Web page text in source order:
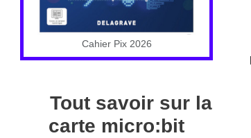
Cahier Pix 2026
Tout savoir sur la
carte micro:bit